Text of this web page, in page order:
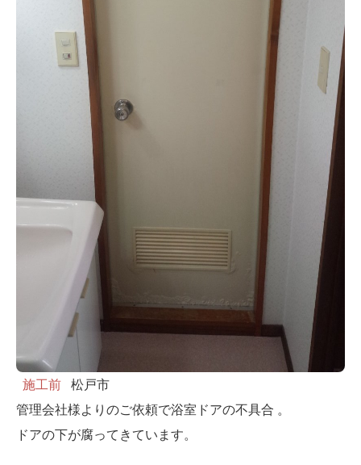
施工前 松戸市
管理会社様よりのご依頼で浴室ドアの不具合 。
ドアの下が腐ってきています。